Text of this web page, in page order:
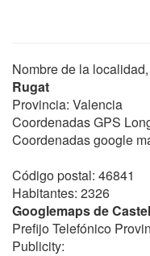
Nombre de la
Rugat
Provincia: Valencia
Coordenadas GPS
Coordenadas google
Código postal: 46841
Habitantes: 2326
Googlemaps de
Prefijo Telefónico
Publicity: